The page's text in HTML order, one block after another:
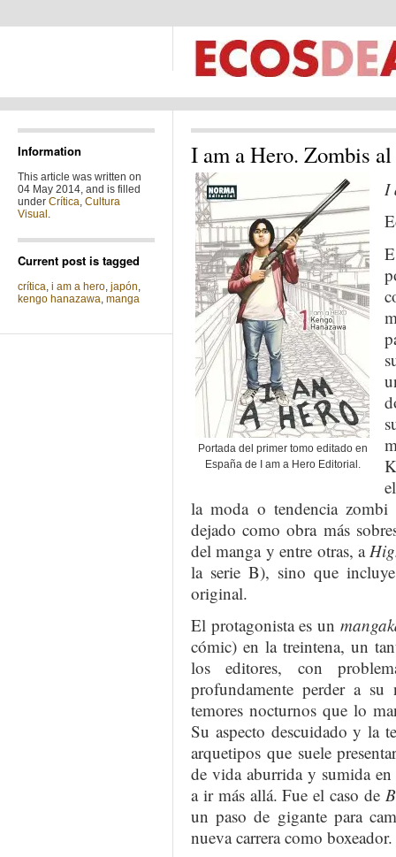
Information
This article was written on
04 May 2014, and is filled
under Crítica, Cultura
Visual .
Current post is tagged
crítica, i am a hero, japón,
kengo hanazawa, manga
I am a Hero. Zombis
Portada del primer tomo editado en
España de I am a Hero Editorial.
I
la moda o tendencia
dejado como obra más
del manga y entre otras, a
la serie B), sino que
original.
El protagonista es un
cómic) en la treintena, un
los editores, con
profundamente perder a
temores nocturnos que lo
Su aspecto descuidado y la
arquetipos que suele
de vida aburrida y sumida
a ir más allá. Fue el caso de
un paso de gigante para
nueva carrera como boxeador.